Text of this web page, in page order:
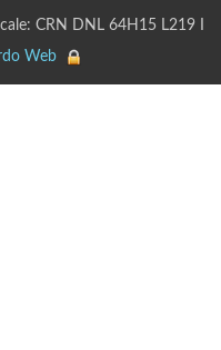
CRN DNL 64H15 L219 I
Web